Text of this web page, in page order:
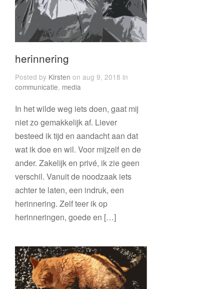
herinnering
Posted by Kirsten on aug 9, 2018 in
communicatie, media
In het wilde weg iets doen, gaat mij
niet zo gemakkelijk af. Liever
besteed ik tijd en aandacht aan dat
wat ik doe en wil. Voor mijzelf en de
ander. Zakelijk en privé, ik zie geen
verschil. Vanuit de noodzaak iets
achter te laten, een indruk, een
herinnering. Zelf teer ik op
herinneringen, goede en […]